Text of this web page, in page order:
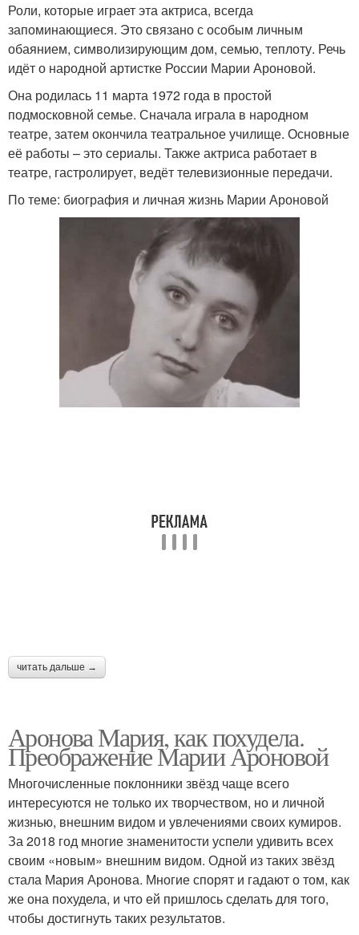
Роли, которые играет эта актриса, всегда
запоминающиеся. Это связано с особым личным
обаянием, символизирующим дом, семью, теплоту. Речь
идёт о народной артистке России Марии Ароновой.
Она родилась 11 марта 1972 года в простой
подмосковной семье. Сначала играла в народном
театре, затем окончила театральное училище. Основные
её работы – это сериалы. Также актриса работает в
театре, гастролирует, ведёт телевизионные передачи.
По теме: биография и личная жизнь Марии Ароновой
читать дальше →
Аронова Мария, как похудела.
Преображение Марии Ароновой
Многочисленные поклонники звёзд чаще всего
интересуются не только их творчеством, но и личной
жизнью, внешним видом и увлечениями своих кумиров.
За 2018 год многие знаменитости успели удивить всех
своим «новым» внешним видом. Одной из таких звёзд
стала Мария Аронова. Многие спорят и гадают о том, как
же она похудела, и что ей пришлось сделать для того,
чтобы достигнуть таких результатов.